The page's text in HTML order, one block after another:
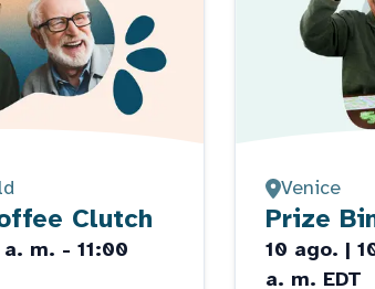
Clutch
m. - 11:00
Venice
Prize
10 ago. |
a. m. EDT